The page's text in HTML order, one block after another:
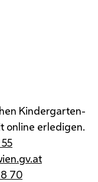
Kindergarten-
online erledigen.
70